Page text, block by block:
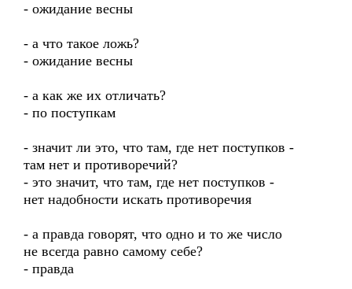
- ожидание весны
- а что такое ложь?
- ожидание весны
- а как же их отличать?
- по поступкам
- значит ли это, что там, где нет поступков -
там нет и противоречий?
- это значит, что там, где нет поступков -
нет надобности искать противоречия
- а правда говорят, что одно и то же число
не всегда равно самому себе?
- правда